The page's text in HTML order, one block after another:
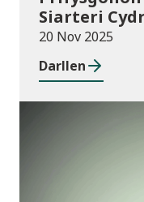
Siarteri
Prifysgolion
mewn
20 Nov 2025
Darllen